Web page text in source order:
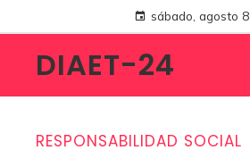
sábado, agosto 8
DIAET-24
RESPONSABILIDAD SOCIAL